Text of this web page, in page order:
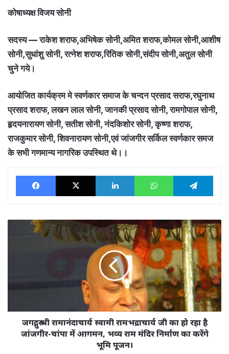
कोषाध्यक्ष विजय सोनी
सदस्य — राकेश शराफ,अभिषेक सोनी,अमित शराफ,कोमल सोनी,आशीष
सोनी,सुधांशु सोनी, रत्नेश शराफ,रितिक सोनी,संदीप सोनी,अतुल सोनी
चुने गये।
आयोजित कार्यक्रम मे स्वर्णकार समाज के चन्दन प्रसाद सराफ,रघुनाथ
प्रसाद शराफ, लखन लाल सोनी, जानकी प्रसाद सोनी, रामगोपाल सोनी,
हृदयनारायण सोनी, सतीश सोनी, नंदकिशोर सोनी, कृष्णा शराफ,
राजकुमार सोनी, शिवनारायण सोनी,एवं जांजगीर सर्किल स्वर्णकार समज
के सभी गणमान्य नागरिक उपस्थित थे।।
Facebook X LinkedIn WhatsApp
रहा
जांजगीर-
जगद्गुरु श्री रामानंदाचार्य स्वामी रामभद्राचार्य जी का हो रहा है
जांजगीर-चांपा में आगमन, भव्य राम मंदिर निर्माण का करेंगे
भूमि पूजन।